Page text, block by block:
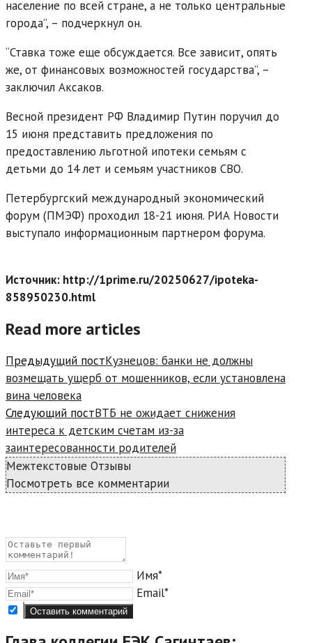
население по всей стране, а не только центральные
города”, – подчеркнул он.
“Ставка тоже еще обсуждается. Все зависит, опять
же, от финансовых возможностей государства”, –
заключил Аксаков.
Весной президент РФ Владимир Путин поручил до
15 июня представить предложения по
предоставлению льготной ипотеки семьям с
детьми до 14 лет и семьям участников СВО.
Петербургский международный экономический
форум (ПМЭФ) проходил 18-21 июня. РИА Новости
выступало информационным партнером форума.
Источник: http://1prime.ru/20250627/ipoteka-
858950230.html
Read more articles
Предыдущий постКузнецов: банки не должны
возмещать ущерб от мошенников, если установлена
вина человека
Следующий постВТБ не ожидает снижения
интереса к детским счетам из-за
заинтересованности родителей
Межтекстовые Отзывы
Посмотреть все комментарии
Имя*
Email*